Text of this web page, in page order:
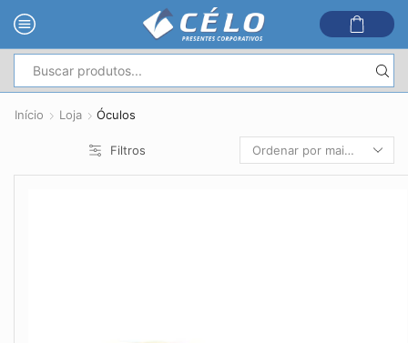
de
Início Loja Óculos
Filtros